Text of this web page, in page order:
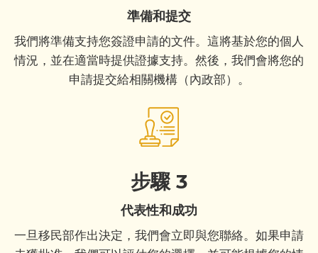
準備和提交
我們將準備支持您簽證申請的文件。這將基於您的個人
情況，並在適當時提供證據支持。然後，我們會將您的
申請提交給相關機構（內政部）。
步驟 3
代表性和成功
一旦移民部作出決定，我們會立即與您聯絡。如果申請